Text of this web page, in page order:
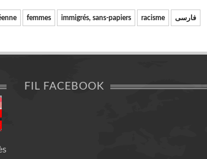
femmes immigrés, sans-papiers racisme فارسی
FIL FACEBOOK